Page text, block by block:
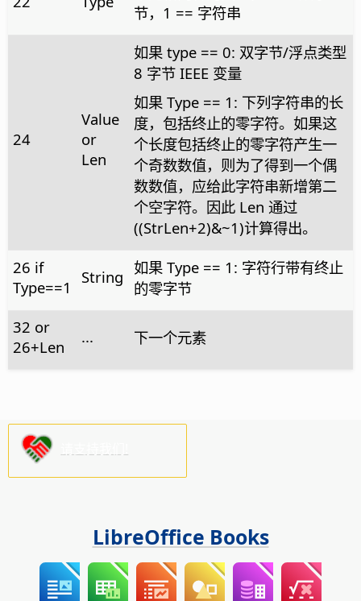
节，1 == 字符串
24
Value
or
Len
如果 type == 0: 双字节/浮点类型
8 字节 IEEE 变量
如果 Type == 1: 下列字符串的长
度，包括终止的零字符。如果这
个长度包括终止的零字符产生一
个奇数数值，则为了得到一个偶
数数值，应给此字符串新增第二
个空字符。因此 Len 通过
((StrLen+2)&~1)计算得出。
26 if
Type==1
String 如果 Type == 1: 字符行带有终止
的零字节
32 or
26+Len
... 下一个元素
LibreOffice Books